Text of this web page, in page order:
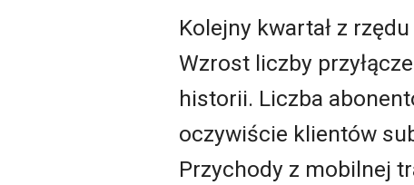
Kolejny kwartał z
Wzrost liczby
historii. Liczba
oczywiście klientów
Przychody z mobilnej